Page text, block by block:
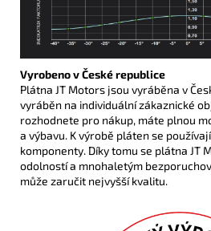
Vyrobeno v České republice
Plátna JT Motors jsou vyráběna v
vyráběn na individuální zákaznické
rozhodnete pro nákup, máte plnou
a výbavu. K výrobě pláten se
komponenty. Díky tomu se plátna JT
odolností a mnohaletým
může zaručit nejvyšší kvalitu.